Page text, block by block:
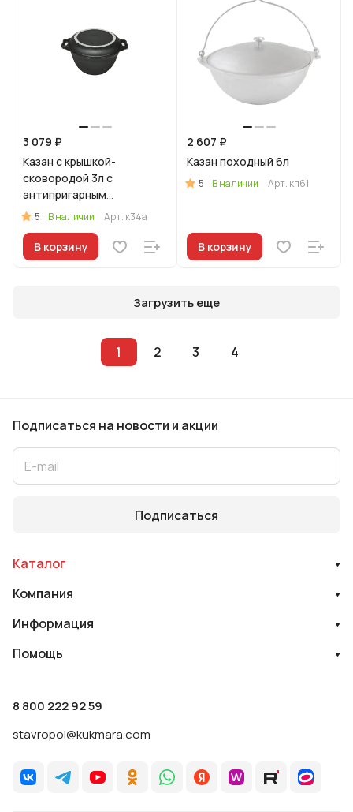
3 079 ₽
Казан с крышкой-
сковородой 3л с
антипригарным
покрытием
5 В наличии Арт. к34а
В корзину
2 607 ₽
Казан походный 6л
5 В наличии Арт. кп61
В корзину
Загрузить еще
1 2 3 4
Подписаться на новости и акции
Подписаться
Каталог
Компания
Информация
Помощь
8 800 222 92 59
stavropol@kukmara.com